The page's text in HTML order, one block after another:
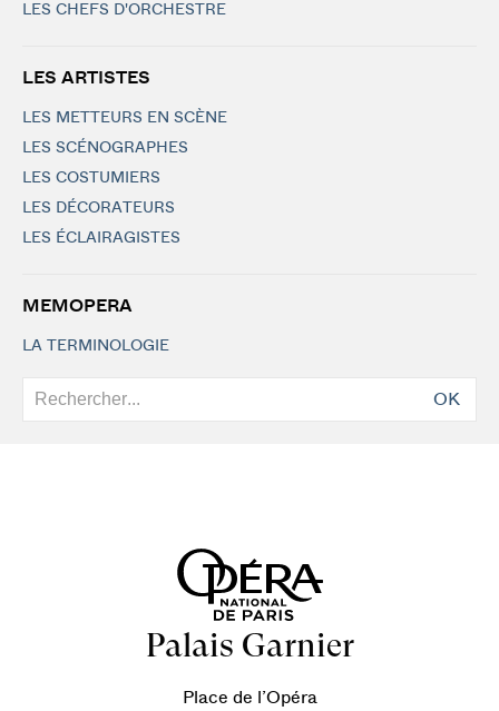
LES CHEFS D'ORCHESTRE
LES ARTISTES
LES METTEURS EN SCÈNE
LES SCÉNOGRAPHES
LES COSTUMIERS
LES DÉCORATEURS
LES ÉCLAIRAGISTES
MEMOPERA
LA TERMINOLOGIE
OK
Palais Garnier
Place de l’Opéra